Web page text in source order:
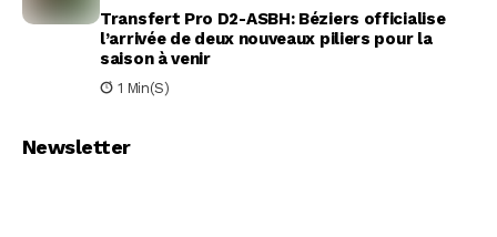
Transfert Pro D2-ASBH: Béziers officialise
l’arrivée de deux nouveaux piliers pour la
saison à venir
1 Min(s)
Newsletter